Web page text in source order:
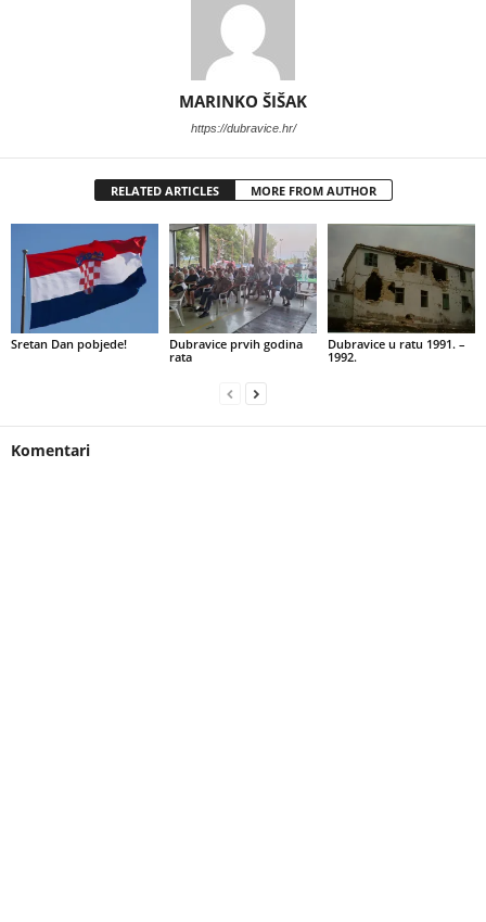
MARINKO ŠIŠAK
https://dubravice.hr/
RELATED ARTICLES MORE FROM AUTHOR
Sretan Dan pobjede!
Dubravice prvih godina
rata
Dubravice u ratu 1991. –
1992.
Komentari